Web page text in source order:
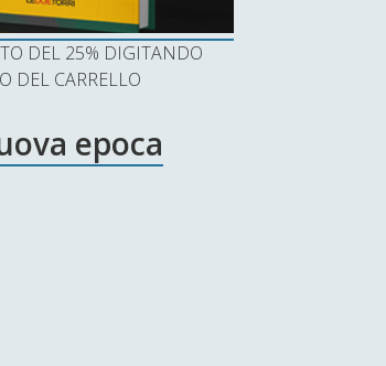
DEL 25% DIGITANDO
DEL CARRELLO
epoca